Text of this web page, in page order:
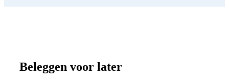
Beleggen voor later